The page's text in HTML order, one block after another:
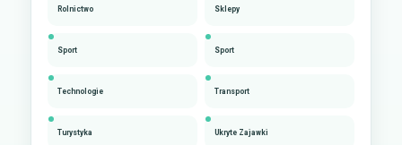
Rolnictwo Sklepy
Sport Sport
Technologie Transport
Turystyka Ukryte Zajawki